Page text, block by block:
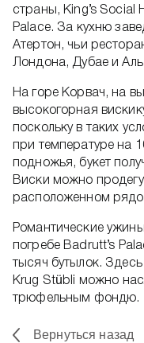
страны, King’s Social
Palace. За кухню
Атертон, чьи
Лондона, Дубае и
На горе Корвач, на
высокогорная
поскольку в таких
при температуре на
подножья, букет
Виски можно
расположенном
Романтические
погребе Badrutt’s
тысяч бутылок.
Krug Stübli можно
трюфельным фондю.
Вернуться назад